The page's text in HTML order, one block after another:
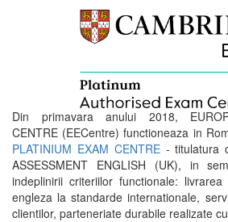
Din primavara anului 2018,
CENTRE (EECentre) functioneaza in
PLATINIUM EXAM CENTRE- titulatura
ASSESSMENT ENGLISH (UK), in
indeplinirii criteriilor functionale:
engleza la standarde internationale,
clientilor, parteneriate durabile realizate